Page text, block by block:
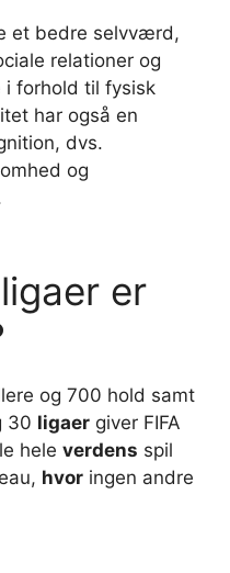
et bedre selvværd,
relationer og
i forhold til fysisk
har også en
dvs.
og
er
og 700 hold samt
30 ligaer giver FIFA
hele verdens spil
hvor ingen andre